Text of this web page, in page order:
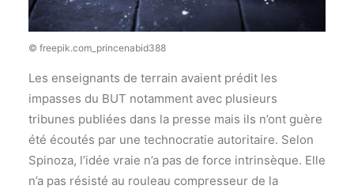
© freepik.com_princenabid388
Les enseignants de terrain avaient prédit les
impasses du BUT notamment avec plusieurs
tribunes publiées dans la presse mais ils n’ont guère
été écoutés par une technocratie autoritaire. Selon
Spinoza, l’idée vraie n’a pas de force intrinsèque. Elle
n’a pas résisté au rouleau compresseur de la